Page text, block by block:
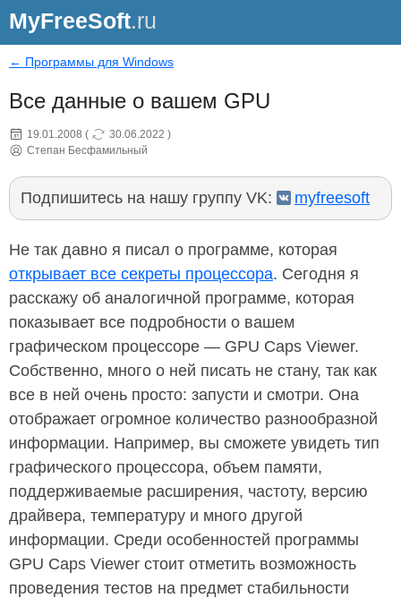
MyFreeSoft.ru
← Программы для Windows
Все данные о вашем GPU
19.01.2008 ( 30.06.2022 )
Степан Бесфамильный
Подпишитесь на нашу группу VK: myfreesoft
Не так давно я писал о программе, которая
открывает все секреты процессора. Сегодня я
расскажу об аналогичной программе, которая
показывает все подробности о вашем
графическом процессоре — GPU Caps Viewer.
Собственно, много о ней писать не стану, так как
все в ней очень просто: запусти и смотри. Она
отображает огромное количество разнообразной
информации. Например, вы сможете увидеть тип
графического процессора, объем памяти,
поддерживаемые расширения, частоту, версию
драйвера, температуру и много другой
информации. Среди особенностей программы
GPU Caps Viewer стоит отметить возможность
проведения тестов на предмет стабильности